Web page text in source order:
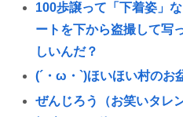
100歩譲って「下着姿」
ートを下から盗撮して写
しいんだ？
(´・ω・`)ほいほい村のお
ぜんじろう（お笑いタレ